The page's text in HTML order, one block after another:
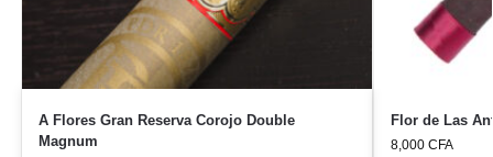
A Flores Gran Reserva Corojo Double
Magnum
Flor de Las
8,000 CFA